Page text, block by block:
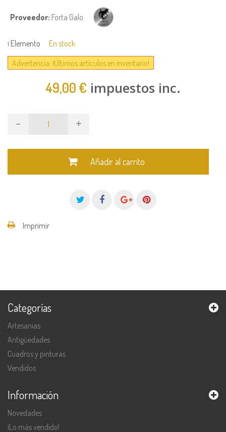
Proveedor: Forta Galo
1 Elemento
En stock
Advertencia: ¡Últimos artículos en inventario!
49,00 € impuestos inc.
- +
Añadir al carrito
Imprimir
Categorías
Artesanías
Antigüedades
Cuadros y pinturas
Vendidos
Información
Novedades
¡Lo más vendido!